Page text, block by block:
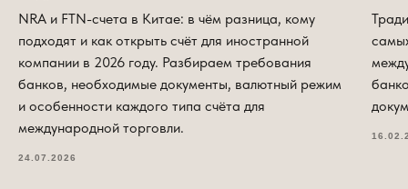
NRA и FTN-счета в Китае: в чём разница, кому
подходят и как открыть счёт для иностранной
компании в 2026 году. Разбираем требования
банков, необходимые документы, валютный режим
и особенности каждого типа счёта для
международной торговли.
24.07.2026